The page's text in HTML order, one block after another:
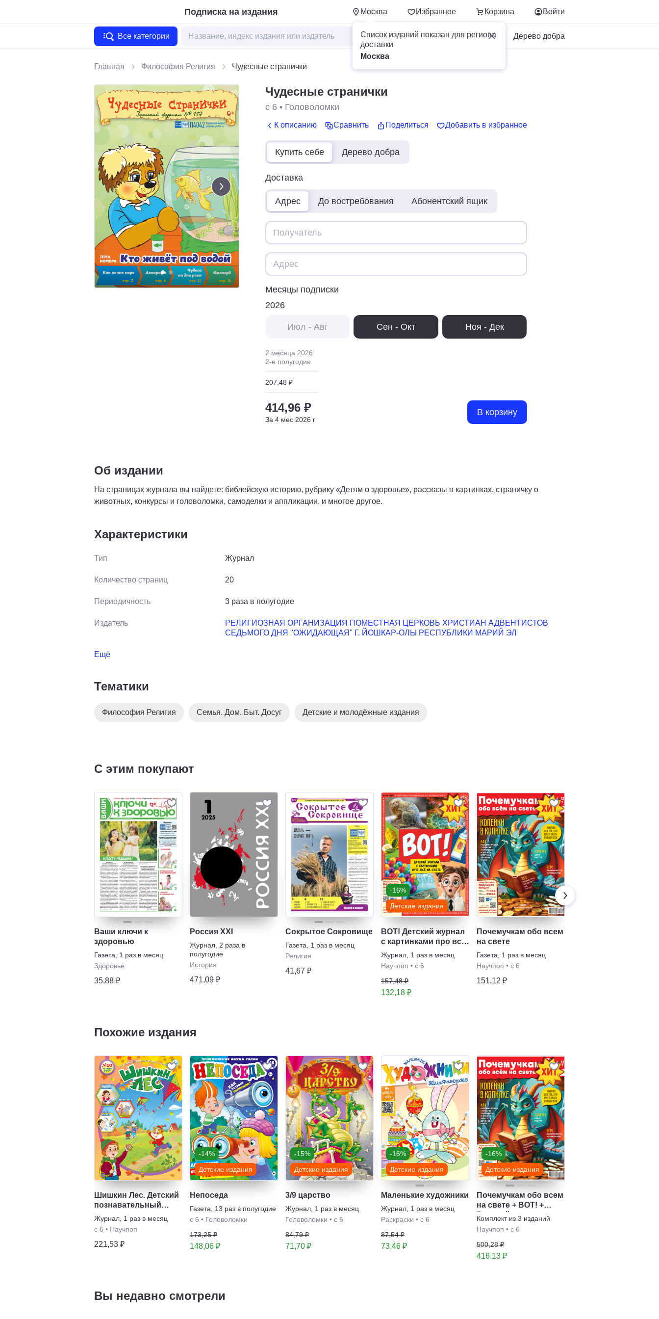
Подписка на издания Москва Избранное Корзина
Список изданий показан для региона
доставки
Москва
Войти
Все категории Для бизнеса Дерево добра
Главная Философия Религия Чудесные странички
Чудесные странички
с 6 • Головоломки
К описанию Сравнить Поделиться Добавить в избранное
Купить себе Дерево добра
Доставка
Адрес До востребования Абонентский ящик
Месяцы подписки
2026
Июл - Авг Сен - Окт Ноя - Дек
2 месяца 2026
2-е полугодие
207,48 ₽
414,96 ₽
За 4 мес 2026 г
В корзину
Об издании
На страницах журнала вы найдете: библейскую историю, рубрику «Детям о здоровье», рассказы в картинках, страничку о
животных, конкурсы и головоломки, самоделки и аппликации, и многое другое.
Характеристики
Тип Журнал
Количество страниц 20
Периодичность 3 раза в полугодие
Издатель
РЕЛИГИОЗНАЯ ОРГАНИЗАЦИЯ ПОМЕСТНАЯ ЦЕРКОВЬ ХРИСТИАН АДВЕНТИСТОВ
СЕДЬМОГО ДНЯ "ОЖИДАЮЩАЯ" Г. ЙОШКАР-ОЛЫ РЕСПУБЛИКИ МАРИЙ ЭЛ
Ещё
Тематики
Философия Религия Семья. Дом. Быт. Досуг Детские и молодёжные издания
С этим покупают
Ваши ключи к
здоровью
Газета
1 раз в месяц
Здоровье
35,88 ₽
Россия XXI
Журнал 2 раза в
полугодие
История
471,09 ₽
Сокрытое Сокровище
Газета
1 раз в месяц
Религия
41,67 ₽
-16%
Детские издания
ВОТ! Детский журнал
с картинками про все
на свете
Журнал 1 раз в месяц
Научпоп • с 6
157,48 ₽
132,18 ₽
Почемучкам обо всем
на свете
Газета
1 раз в месяц
Научпоп • с 6
151,12 ₽
Похожие издания
Шишкин Лес. Детский
познавательный
журнал
Журнал 1 раз в месяц
с 6 • Научпоп
221,53 ₽
-14%
Детские издания
Непоседа
Газета
13 раз в полугодие
с 6 • Головоломки
173,25 ₽
148,06 ₽
-15%
Детские издания
3/9 царство
Журнал 1 раз в месяц
Головоломки • с 6
84,79 ₽
71,70 ₽
-16%
Детские издания
Маленькие художники
Журнал 1 раз в месяц
Раскраски • с 6
87,54 ₽
73,46 ₽
-16%
Детские издания
Почемучкам обо всем
на свете + ВОТ! +
Разумейка
Комплект из 3 изданий
Научпоп • с 6
500,28 ₽
416,13 ₽
Вы недавно смотрели